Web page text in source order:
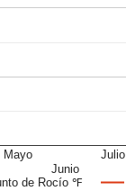
de Rocío ℉
Mayo
Junio
Julio